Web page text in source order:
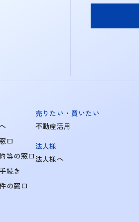
口
等の窓口
続き
の窓口
売りたい・買いたい
不動産活用
法人様
法人様へ